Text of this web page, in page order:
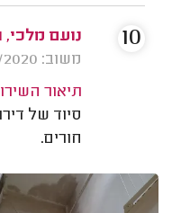
נועם מלכי,
משוב: 30/11/2020
תיאור
חורים.
10